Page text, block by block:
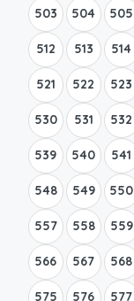
503 504 505
512 513 514
521 522 523
530 531 532
539 540 541
548 549 550
557 558 559
566 567 568
575 576 577